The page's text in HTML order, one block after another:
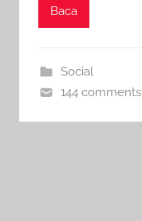
Baca
Social
144 comments